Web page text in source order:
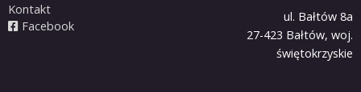
Kontakt
Facebook
ul. Bałtów 8a
27-423 Bałtów, woj.
świętokrzyskie